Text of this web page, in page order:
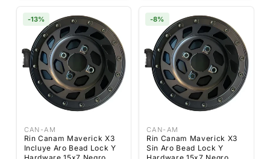
-13%
CAN-AM
Rin Canam Maverick X3
Incluye Aro Bead Lock Y
-8%
CAN-AM
Rin Canam Maverick X3
Sin Aro Bead Lock Y